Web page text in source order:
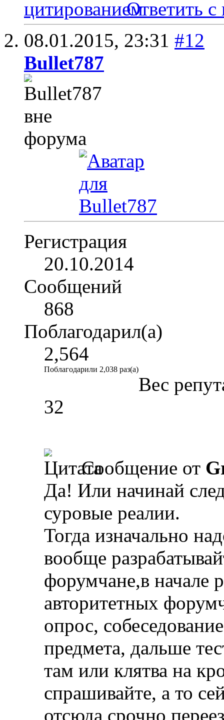
Ответить с
08.01.2015, 23:31 #12
Bullet787
Регистрация
20.10.2014
Сообщений
868
Поблагодарил(а)
2,564
Поблагодарили 2,038 раз(а)
Вес
32
Сообщение от
Да! Или начинай
суровые реалии.
Тогда изначально
вообще
форумчане,в начале
авторитетных
опрос,
предмета, дальше
там или клятва на
спрашивайте, а то
отсюда срочно